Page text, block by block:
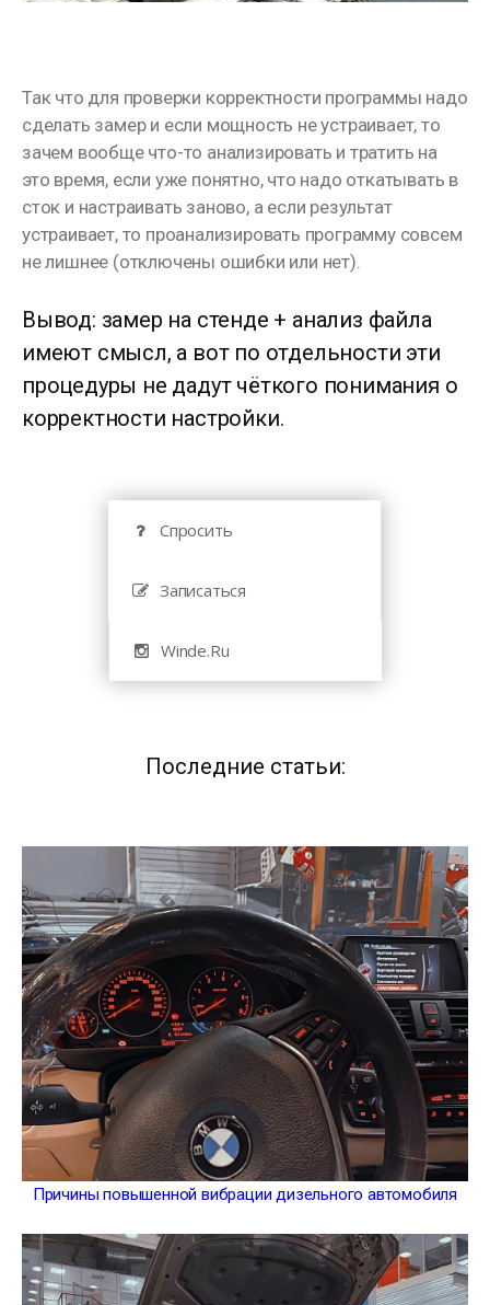
Так что для проверки корректности программы надо
сделать замер и если мощность не устраивает, то
зачем вообще что-то анализировать и тратить на
это время, если уже понятно, что надо откатывать в
сток и настраивать заново, а если результат
устраивает, то проанализировать программу совсем
не лишнее (отключены ошибки или нет).
Вывод: замер на стенде + анализ файла
имеют смысл, а вот по отдельности эти
процедуры не дадут чёткого понимания о
корректности настройки.
Спросить
Записаться
Winde.Ru
Последние статьи:
Причины повышенной вибрации дизельного автомобиля